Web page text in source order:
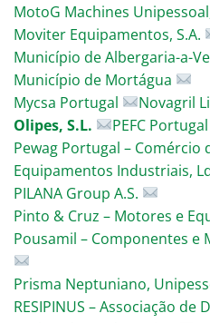
MotoG Machines
Moviter Equipamentos, S.A.
Município de Albergaria-a-
Município de Mortágua
Mycsa Portugal
Novagril
Olipes, S.L.
PEFC Portugal
Pewag Portugal – Comércio
Equipamentos Industriais,
PILANA Group A.S.
Pinto & Cruz – Motores e
Pousamil – Componentes e
Prisma Neptuniano,
RESIPINUS – Associação de